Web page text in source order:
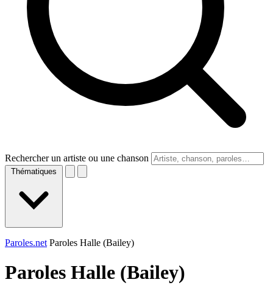
Rechercher un artiste ou une chanson
Thématiques
Paroles.net Paroles Halle (Bailey)
Paroles Halle (Bailey)